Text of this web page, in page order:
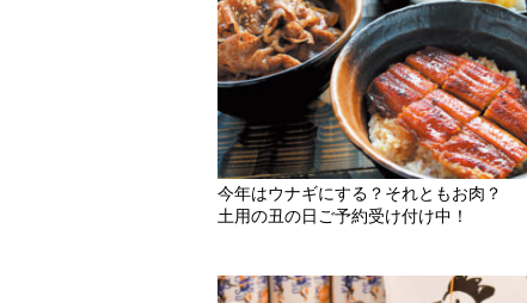
今年はウナギにする？それともお肉？
土用の丑の日ご予約受け付け中！